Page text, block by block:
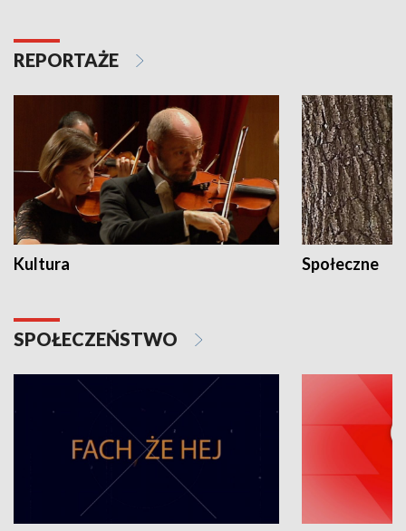
REPORTAŻE
Kultura Społeczne
SPOŁECZEŃSTWO